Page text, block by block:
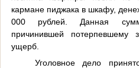
кармане пиджака в шкафу,
000 рублей. Данная
причинившей потерпевшему
ущерб.
Уголовное дело